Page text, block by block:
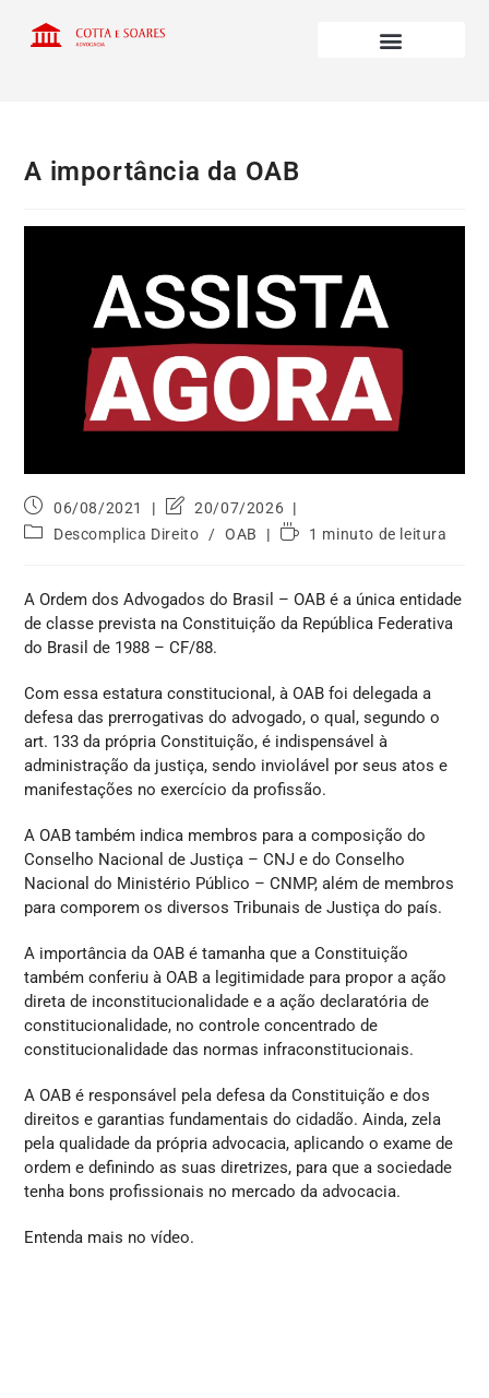
A importância da OAB
06/08/2021
20/07/2026
Descomplica Direito
/ OAB 1 minuto de leitura
A Ordem dos Advogados do Brasil – OAB é a única entidade
de classe prevista na Constituição da República Federativa
do Brasil de 1988 – CF/88.
Com essa estatura constitucional, à OAB foi delegada a
defesa das prerrogativas do advogado, o qual, segundo o
art. 133 da própria Constituição, é indispensável à
administração da justiça, sendo inviolável por seus atos e
manifestações no exercício da profissão.
A OAB também indica membros para a composição do
Conselho Nacional de Justiça – CNJ e do Conselho
Nacional do Ministério Público – CNMP, além de membros
para comporem os diversos Tribunais de Justiça do país.
A importância da OAB é tamanha que a Constituição
também conferiu à OAB a legitimidade para propor a ação
direta de inconstitucionalidade e a ação declaratória de
constitucionalidade, no controle concentrado de
constitucionalidade das normas infraconstitucionais.
A OAB é responsável pela defesa da Constituição e dos
direitos e garantias fundamentais do cidadão. Ainda, zela
pela qualidade da própria advocacia, aplicando o exame de
ordem e definindo as suas diretrizes, para que a sociedade
tenha bons profissionais no mercado da advocacia.
Entenda mais no vídeo.